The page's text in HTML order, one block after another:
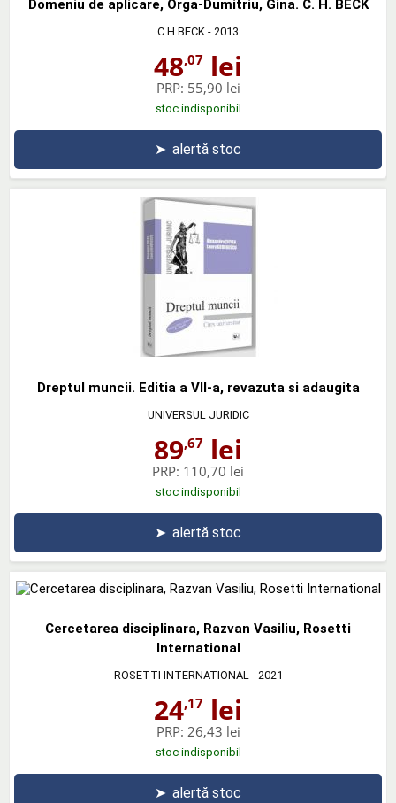
Domeniu de aplicare, Orga-Dumitriu, Gina. C. H. BECK
C.H.BECK - 2013
48,07 lei
PRP: 55,90 lei
stoc indisponibil
➤ alertă stoc
Dreptul muncii. Editia a VII-a, revazuta si adaugita
UNIVERSUL JURIDIC
89,67 lei
PRP: 110,70 lei
stoc indisponibil
➤ alertă stoc
Cercetarea disciplinara, Razvan Vasiliu, Rosetti
International
ROSETTI INTERNATIONAL- 2021
24,17 lei
PRP: 26,43 lei
stoc indisponibil
➤ alertă stoc